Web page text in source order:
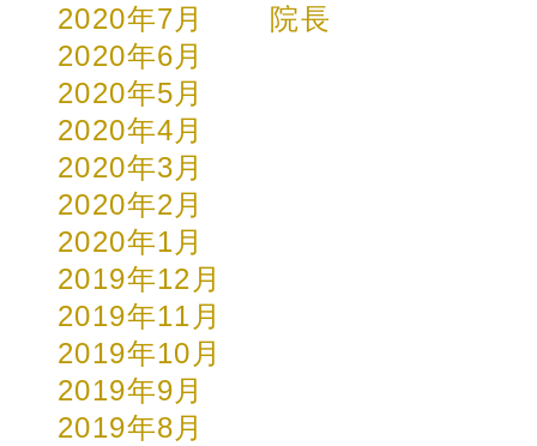
2020年7月
2020年6月
2020年5月
2020年4月
2020年3月
2020年2月
2020年1月
2019年12月
2019年11月
2019年10月
2019年9月
2019年8月
院長